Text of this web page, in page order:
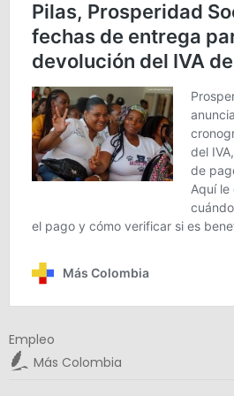
Empleo
Más Colombia